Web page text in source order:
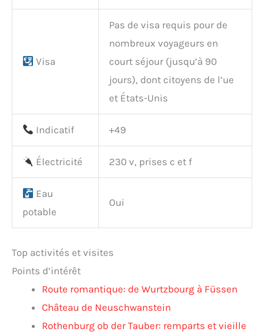
Visa
Pas de visa requis pour de
nombreux voyageurs en
court séjour (jusqu’à 90
jours), dont citoyens de l’ue
et États-Unis
Indicatif +49
Électricité 230 v, prises c et f
Eau
potable
Oui
Top activités et visites
Points d’intérêt
Route romantique: de Wurtzbourg à Füssen
Château de Neuschwanstein
Rothenburg ob der Tauber: remparts et vieille